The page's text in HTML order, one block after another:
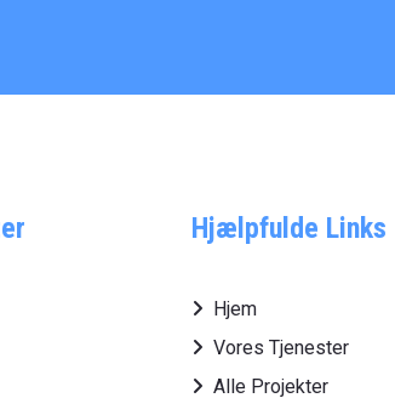
Hjælpfulde Links
Hjem
Vores Tjenester
Alle Projekter